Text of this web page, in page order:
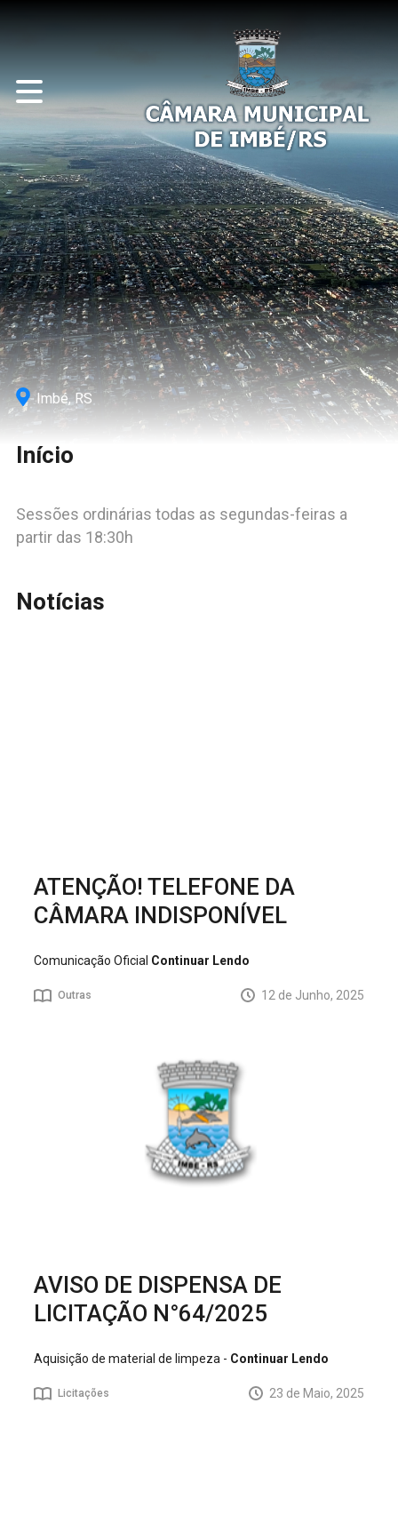
Imbé, RS
Início
Sessões ordinárias todas as segundas-feiras a
partir das 18:30h
Notícias
ATENÇÃO! TELEFONE DA
CÂMARA INDISPONÍVEL
Comunicação Oficial Continuar Lendo
Outras 12 de Junho, 2025
AVISO DE DISPENSA DE
LICITAÇÃO N°64/2025
Aquisição de material de limpeza - Continuar Lendo
Licitações 23 de Maio, 2025